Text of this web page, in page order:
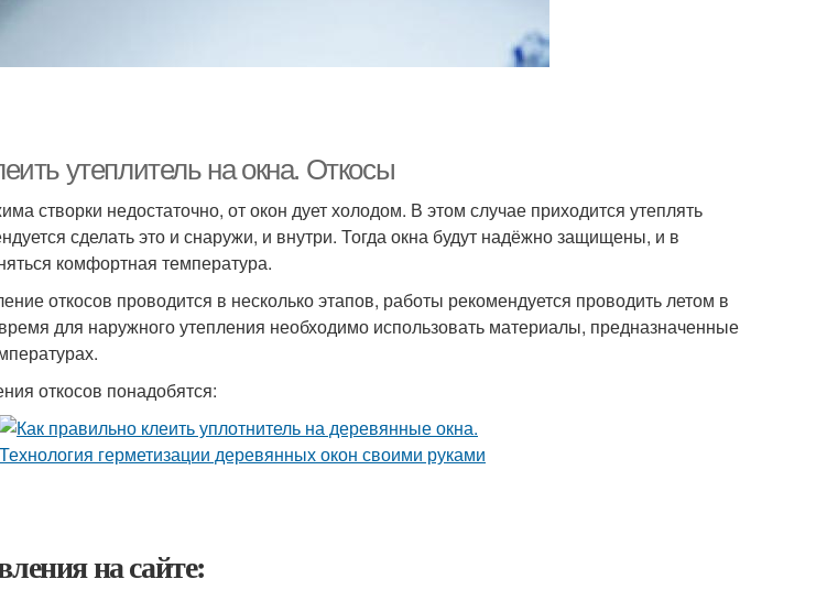
утеплитель на окна. Откосы
створки недостаточно, от окон дует холодом. В этом случае приходится утеплять
сделать это и снаружи, и внутри. Тогда окна будут надёжно защищены, и в
комфортная температура.
откосов проводится в несколько этапов, работы рекомендуется проводить летом в
для наружного утепления необходимо использовать материалы, предназначенные
откосов понадобятся:
на сайте: